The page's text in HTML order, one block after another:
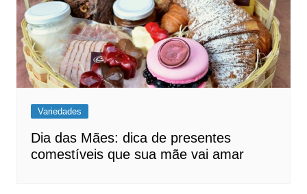
Variedades
Dia das Mães: dica de presentes
comestíveis que sua mãe vai amar